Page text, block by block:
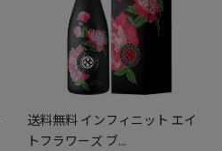
送料無料 インフィニット エイ
トフラワーズ ブ...